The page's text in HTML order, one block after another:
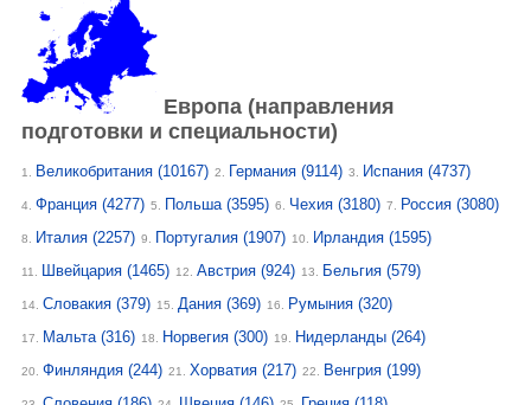
Европа (направления
подготовки и специальности)
1. Великобритания (10167) 2. Германия (9114) 3. Испания (4737)
4. Франция (4277) 5. Польша (3595) 6. Чехия (3180) 7. Россия (3080)
8. Италия (2257) 9. Португалия (1907) 10. Ирландия (1595)
11. Швейцария (1465) 12. Австрия (924) 13. Бельгия (579)
14. Словакия (379) 15. Дания (369) 16. Румыния (320)
17. Мальта (316) 18. Норвегия (300) 19. Нидерланды (264)
20. Финляндия (244) 21. Хорватия (217) 22. Венгрия (199)